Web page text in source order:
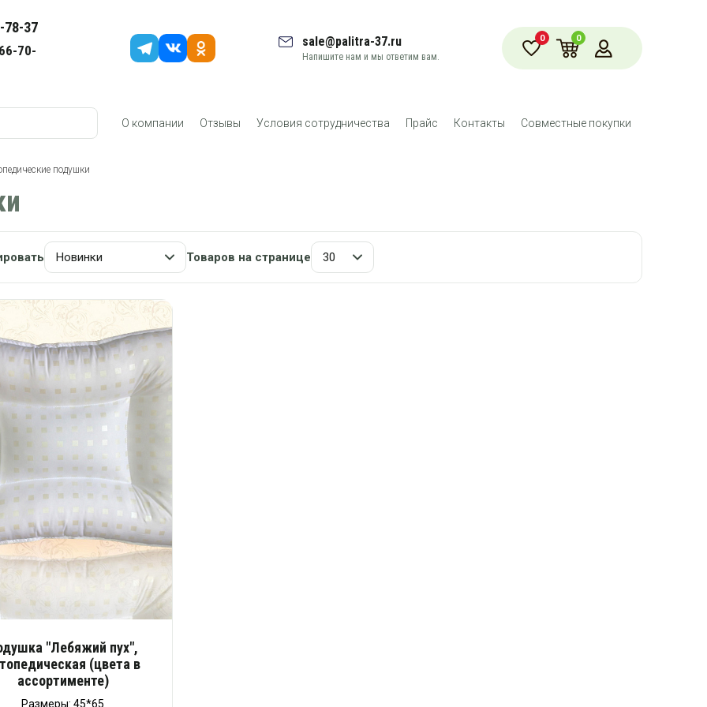
78-37
70-
sale@palitra-37.ru
Напишите нам и мы ответим вам.
0 0
О компании Отзывы Условия сотрудничества Прайс Контакты Совместные покупки
подушки
Товаров на странице
"Лебяжий пух",
(цвета в
ассортименте)
Размеры: 45*65